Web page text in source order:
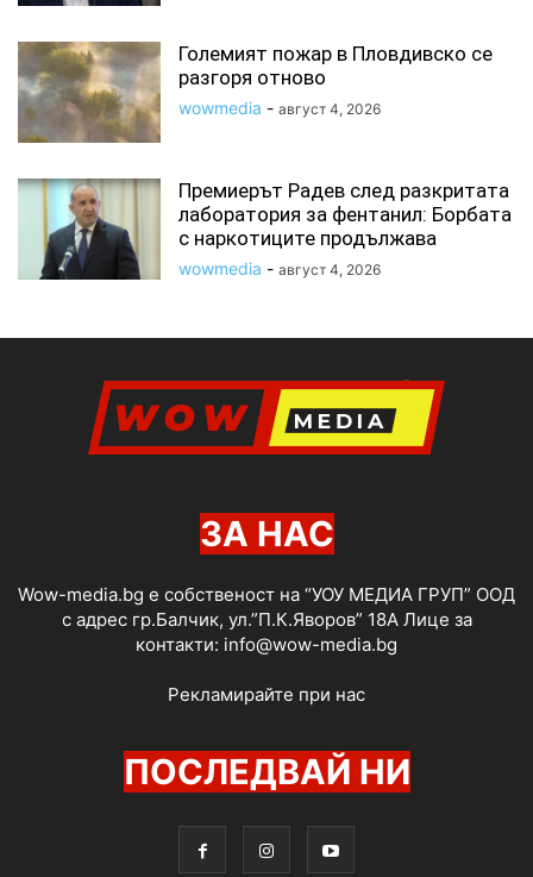
Големият пожар в Пловдивско се
разгоря отново
wowmedia - август 4, 2026
Премиерът Радев след разкритата
лаборатория за фентанил: Борбата
с наркотиците продължава
wowmedia - август 4, 2026
ЗА НАС
Wow-media.bg е собственост на “УОУ МЕДИА ГРУП” ООД
с адрес гр.Балчик, ул.”П.К.Яворов” 18А Лице за
контакти: info@wow-media.bg
Рекламирайте при нас
ПОСЛЕДВАЙ НИ